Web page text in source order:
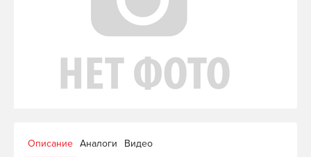
Описание Аналоги Видео